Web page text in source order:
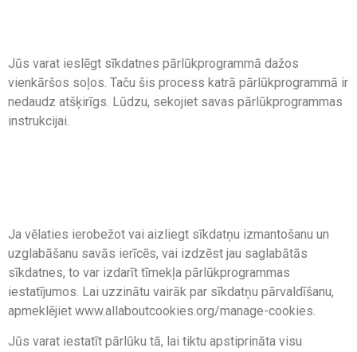
Jūs varat ieslēgt sīkdatnes pārlūkprogrammā dažos
vienkāršos soļos. Taču šis process katrā pārlūkprogrammā ir
nedaudz atšķirīgs. Lūdzu, sekojiet savas pārlūkprogrammas
instrukcijai.
Ja vēlaties ierobežot vai aizliegt sīkdatņu izmantošanu un
uzglabāšanu savās ierīcēs, vai izdzēst jau saglabātās
sīkdatnes, to var izdarīt tīmekļa pārlūkprogrammas
iestatījumos. Lai uzzinātu vairāk par sīkdatņu pārvaldīšanu,
apmeklējiet www.allaboutcookies.org/manage-cookies.
Jūs varat iestatīt pārlūku tā, lai tiktu apstiprināta visu